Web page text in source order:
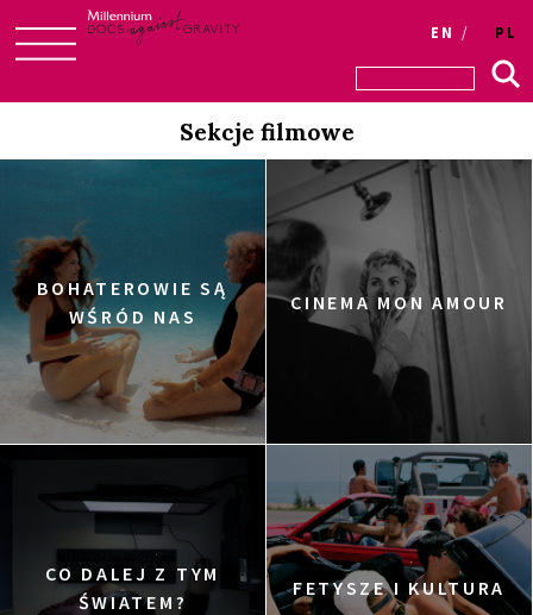
to
EN PL
Sekcje filmowe
BOHATEROWIE SĄ
WŚRÓD NAS
CINEMA MON AMOUR
CO DALEJ Z TYM
ŚWIATEM?
FETYSZE I KULTURA